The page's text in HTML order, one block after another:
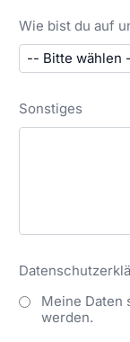
Wie bist du auf
Sonstiges
Meine Daten
werden.